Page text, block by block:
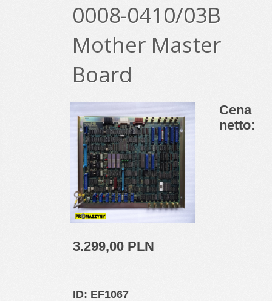
0008-0410/03B
Mother Master
Board
Cena
netto:
3.299,00 PLN
ID: EF1067